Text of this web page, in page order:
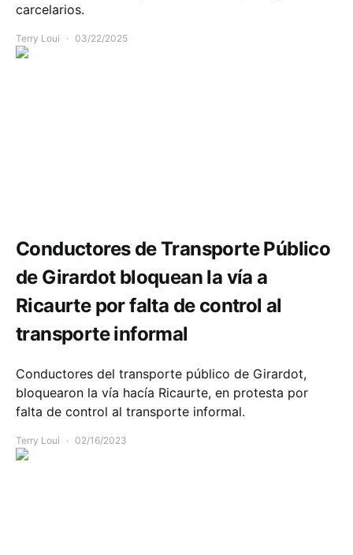
carcelarios.
Terry Loui 03/22/2025
Conductores de Transporte Público
de Girardot bloquean la vía a
Ricaurte por falta de control al
transporte informal
Conductores del transporte público de Girardot,
bloquearon la vía hacía Ricaurte, en protesta por
falta de control al transporte informal.
Terry Loui 02/16/2023